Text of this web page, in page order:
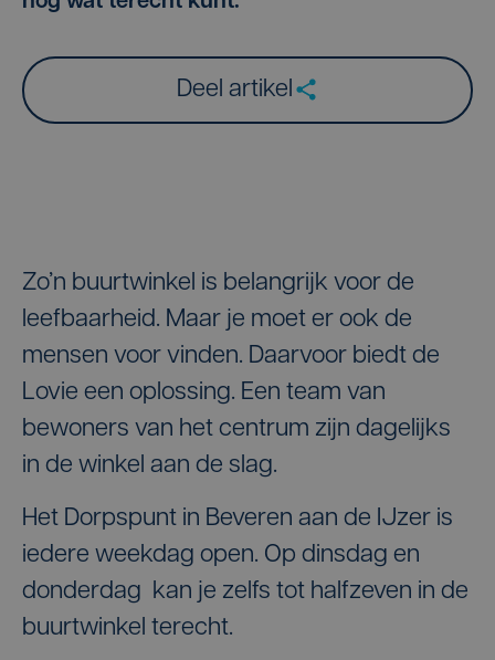
Deel artikel
Zo’n buurtwinkel is belangrijk voor de
leefbaarheid. Maar je moet er ook de
mensen voor vinden. Daarvoor biedt de
Lovie een oplossing. Een team van
bewoners van het centrum zijn dagelijks
in de winkel aan de slag.
Het Dorpspunt in Beveren aan de IJzer is
iedere weekdag open. Op dinsdag en
donderdag kan je zelfs tot halfzeven in de
buurtwinkel terecht.